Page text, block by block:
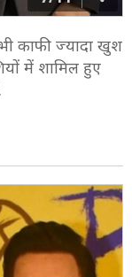
काफी ज्यादा खुश
में शामिल हुए